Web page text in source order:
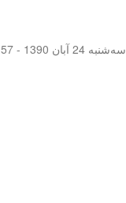
سه‌شنبه 24 آبان 1390 - 12:57